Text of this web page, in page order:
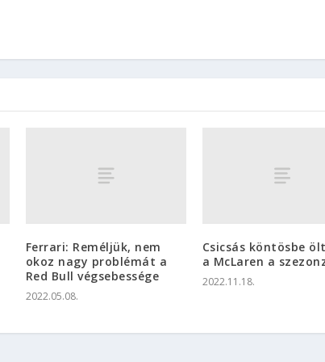
Ferrari: Reméljük, nem
okoz nagy problémát a
Red Bull végsebessége
2022.05.08.
Csicsás köntösbe
a McLaren a
2022.11.18.